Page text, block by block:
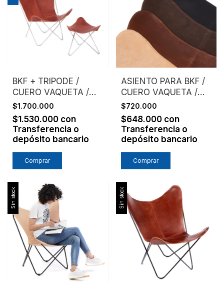
BKF + TRIPODE /
CUERO VAQUETA /
ESTRUCTURA
CROMO
$1.700.000
$1.530.000 con
Transferencia o
depósito bancario
Comprar
ASIENTO PARA BKF /
CUERO VAQUETA /
SIN ESTRUCTURA
$720.000
$648.000 con
Transferencia o
depósito bancario
Comprar
Sin stock Sin stock